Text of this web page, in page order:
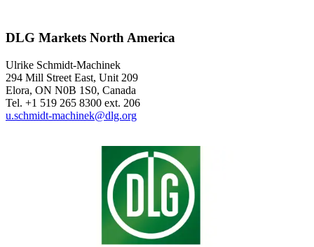
DLG Markets North America
Ulrike Schmidt-Machinek
294 Mill Street East, Unit 209
Elora, ON N0B 1S0, Canada
Tel. +1 519 265 8300 ext. 206
u.schmidt-machinek@dlg.org